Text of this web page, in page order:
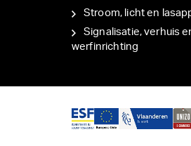
Stroom, licht en
Signalisatie, verhuis
werfinrichting